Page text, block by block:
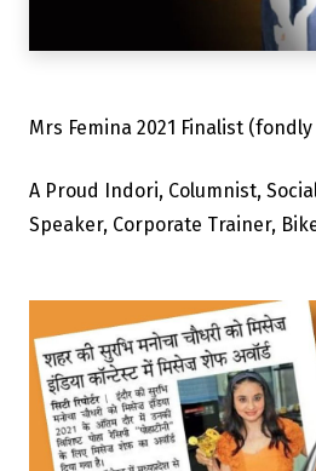
Mrs Femina 2021 Finalist
A Proud Indori, Columnist,
Speaker, Corporate Trainer,